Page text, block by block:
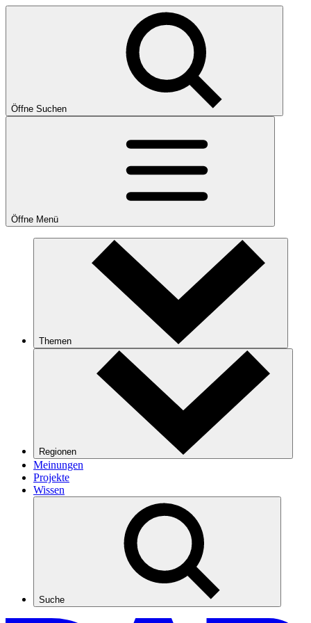
Öffne Suchen
Öffne Menü
Themen
Regionen
Meinungen
Projekte
Wissen
Suche